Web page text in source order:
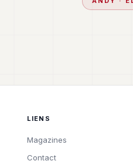
LIENS
Magazines
Contact